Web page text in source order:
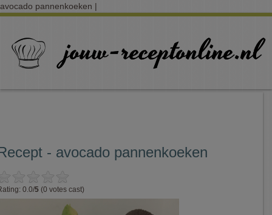
avocado pannenkoeken |
- avocado pannenkoeken
0.0/5 (0 votes cast)